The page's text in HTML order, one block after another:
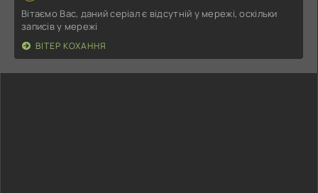
Вітаємо Вас, даний серіал є відсутній у мережі, оскільки
записів у мережі
ВІТЕР КОХАННЯ